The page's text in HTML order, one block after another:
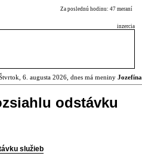
Za poslednú hodinu: 47 meraní
inzercia
6. augusta 2026, dnes má meniny Jozefína
odstávku
služieb